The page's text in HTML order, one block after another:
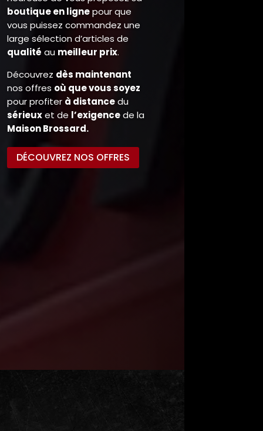
Degénérationengénération
lapassion du couteauanime
cette maison devenue, au fil du
temps, laréférence à Lyon en
Les artisans coutelierssont
choisis avec soin, pour
présenter à ses clients, des
couteaux dequalité
budgets.